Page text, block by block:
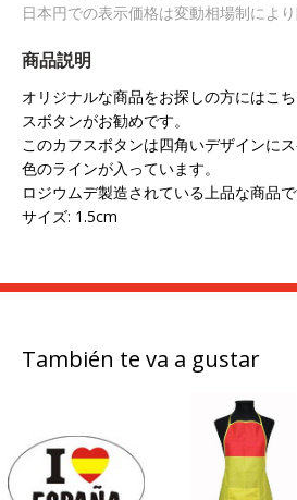
日本円での表示価格は変動相場制によ
商品説明
オリジナルな商品をお探しの方にはこ
スボタンがお勧めです。
このカフスボタンは四角いデザインに
色のラインが入っています。
ロジウムデ製造されている上品な商品で
サイズ: 1.5cm
También te va a gustar